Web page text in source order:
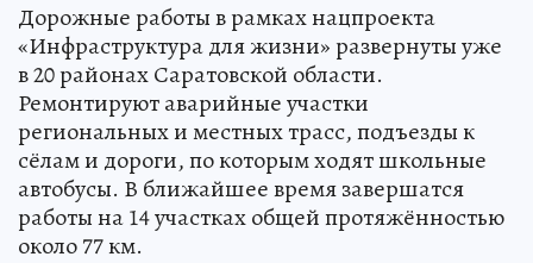
Дорожные работы в рамках нацпроекта
«Инфраструктура для жизни» развернуты уже
в 20 районах Саратовской области.
Ремонтируют аварийные участки
региональных и местных трасс, подъезды к
сёлам и дороги, по которым ходят школьные
автобусы. В ближайшее время завершатся
работы на 14 участках общей протяжённостью
около 77 км.